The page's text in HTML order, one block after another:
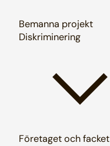
Bemanna projekt
Diskriminering
Företaget och facket